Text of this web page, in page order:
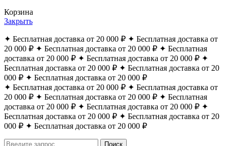
Корзина
Закрыть
✦ Бесплатная доставка от 20 000 ₽ ✦ Бесплатная доставка от
20 000 ₽ ✦ Бесплатная доставка от 20 000 ₽ ✦ Бесплатная
доставка от 20 000 ₽ ✦ Бесплатная доставка от 20 000 ₽ ✦
Бесплатная доставка от 20 000 ₽ ✦ Бесплатная доставка от 20
000 ₽ ✦ Бесплатная доставка от 20 000 ₽
✦ Бесплатная доставка от 20 000 ₽ ✦ Бесплатная доставка от
20 000 ₽ ✦ Бесплатная доставка от 20 000 ₽ ✦ Бесплатная
доставка от 20 000 ₽ ✦ Бесплатная доставка от 20 000 ₽ ✦
Бесплатная доставка от 20 000 ₽ ✦ Бесплатная доставка от 20
000 ₽ ✦ Бесплатная доставка от 20 000 ₽
Поиск